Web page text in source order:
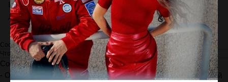
Шир. переносицы, мм: 22
Длина заушника, мм: 150
Состав
Что в комплекте
Состав
- Оправа из металла. - Линзы из нейлона с полной UV защитой